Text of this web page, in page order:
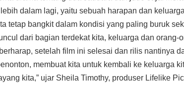
dalam lagi, yaitu sebuah harapan dan
tetap bangkit dalam kondisi yang paling buruk
dari bagian terdekat kita, keluarga dan orang-
setelah film ini selesai dan rilis nantinya
membuat kita untuk kembali ke keluarga
kita,” ujar Sheila Timothy, produser Lifelike